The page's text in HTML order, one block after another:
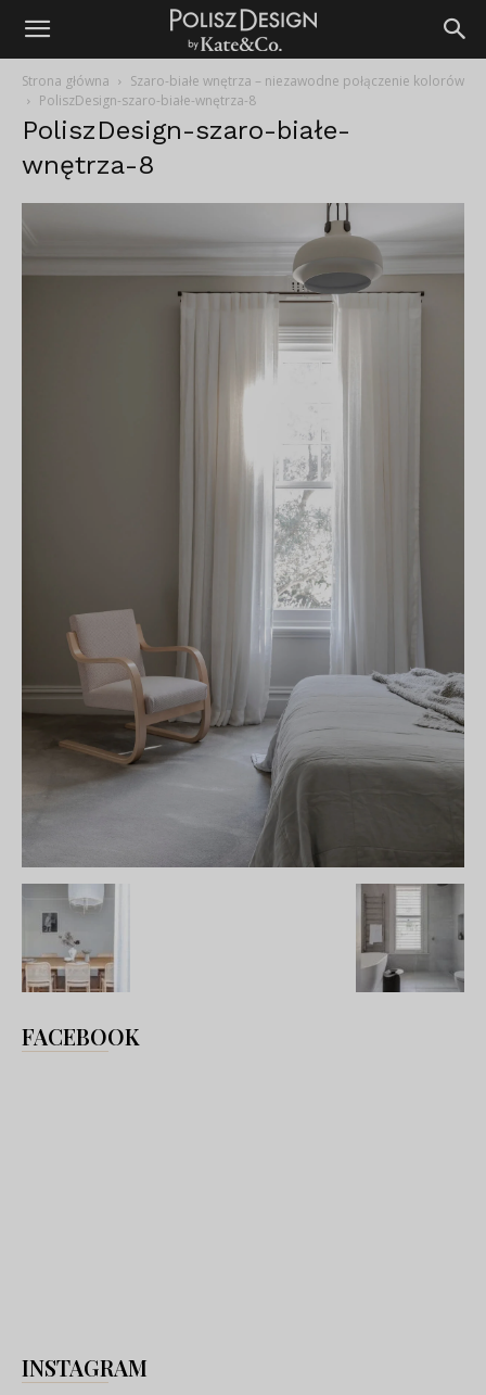
Strona główna
Szaro-białe wnętrza – niezawodne połączenie kolorów
PoliszDesign-szaro-białe-wnętrza-8
PoliszDesign-szaro-białe-
wnętrza-8
FACEBOOK
INSTAGRAM